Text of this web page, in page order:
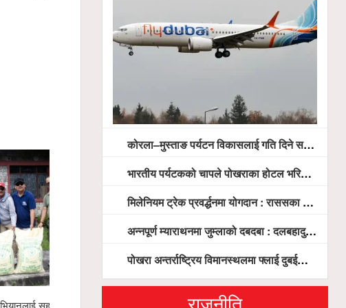
पोखरा उद्योग वाणिज्य संघको नेतृत्व दौड रोचक बन्दै,
स्याङ्जामा सामाजिक सद्भाव र
कोरला–मुस्ताङ पर्यटन विकासलाई गति दिने सरकारको प्रतिबद्धता, स्थानीय सरोकारवालासँग व्यापक छलफल
भारतीय पर्यटकको चापले पोखराका होटल भरिभराउ
मिलेनियम ट्रेक प्रवर्द्धनमा योगदान : राससका वासुदेव पौडेललाई ‘मिलेनियम ट्रेक अवार्ड’ प्रदान गरिने
अन्नपूर्ण म्याराथनमा जुम्लाको दबदबा : दलबहादुर र मञ्जु च्याम्पियन, नगदसहित भव्य सम्मान
पोखरा अन्तर्राष्ट्रिय विमानस्थलमा फ्लाई दुबईको बढ्दो चासो, ६ घण्टा लामो प्राविधिक निरीक्षणपछि दैनिक उडानको ढोका खुल्दै